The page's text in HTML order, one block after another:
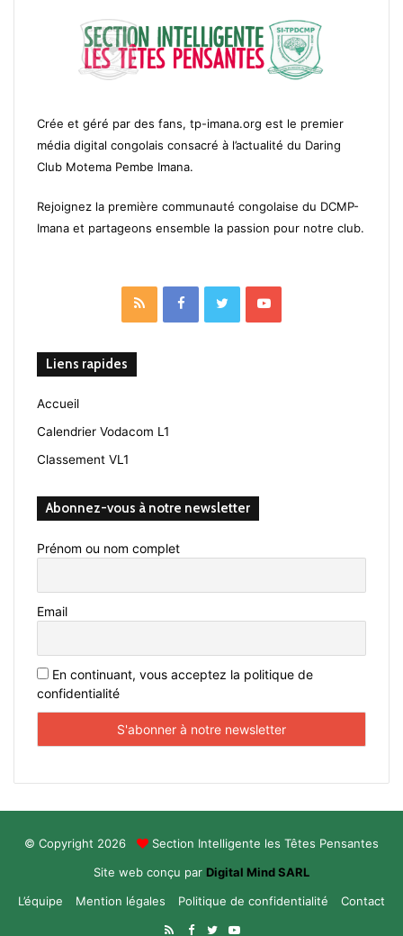
Crée et géré par des fans, tp-imana.org est le premier
média digital congolais consacré à l’actualité du Daring
Club Motema Pembe Imana.
Rejoignez la première communauté congolaise du DCMP-
Imana et partageons ensemble la passion pour notre club.
RSS FacebookTwitterYouTube
Liens rapides
Accueil
Calendrier Vodacom L1
Classement VL1
Abonnez-vous à notre newsletter
Prénom ou nom complet
Email
En continuant, vous acceptez la politique de
confidentialité
© Copyright 2026
Section Intelligente les Têtes Pensantes
Site web conçu par Digital Mind SARL
L’équipe
Mention légales Politique de confidentialité
Contact
RSSFacebook
TwitterYouTube